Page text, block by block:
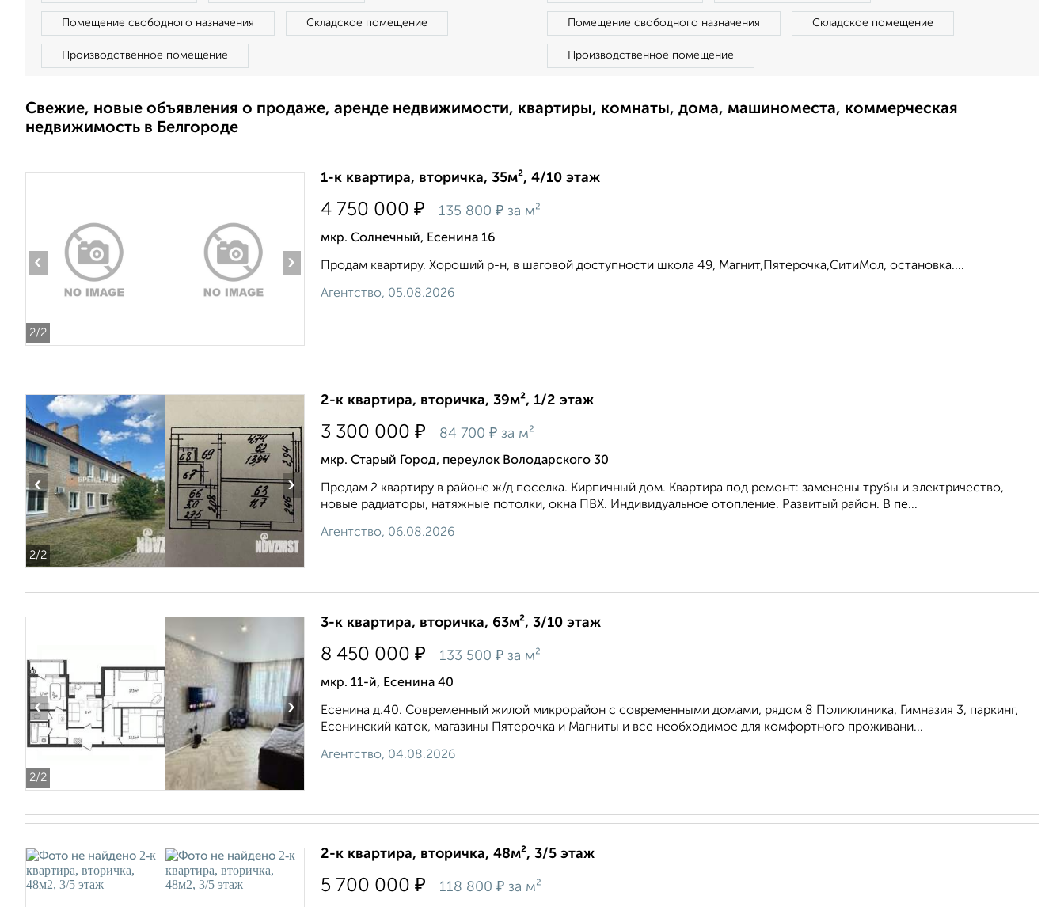
Помещение свободного назначения Складское помещение
Производственное помещение
Помещение свободного назначения Складское помещение
Производственное помещение
Свежие, новые объявления о продаже, аренде недвижимости, квартиры, комнаты, дома, машиноместа, коммерческая
недвижимость в Белгороде
2/2
‹ ›
1-к квартира, вторичка, 35м², 4/10 этаж
4 750 000 ₽ 135 800 ₽ за м²
мкр. Солнечный, Есенина 16
Продам квартиру. Хороший р-н, в шаговой доступности школа 49, Магнит,Пятерочка,СитиМол, остановка....
Агентство, 05.08.2026
2/2
‹ ›
2-к квартира, вторичка, 39м², 1/2 этаж
3 300 000 ₽ 84 700 ₽ за м²
мкр. Старый Город, переулок Володарского 30
Продам 2 квартиру в районе ж/д поселка. Кирпичный дом. Квартира под ремонт: заменены трубы и электричество,
новые радиаторы, натяжные потолки, окна ПВХ. Индивидуальное отопление. Развитый район. В пе...
Агентство, 06.08.2026
2/2
‹ ›
3-к квартира, вторичка, 63м², 3/10 этаж
8 450 000 ₽ 133 500 ₽ за м²
мкр. 11-й, Есенина 40
Есенина д.40. Современный жилой микрорайон с современными домами, рядом 8 Поликлиника, Гимназия 3, паркинг,
Есенинский каток, магазины Пятерочка и Магниты и все необходимое для комфортного проживани...
Агентство, 04.08.2026
2-к квартира, вторичка, 48м², 3/5 этаж
5 700 000 ₽ 118 800 ₽ за м²